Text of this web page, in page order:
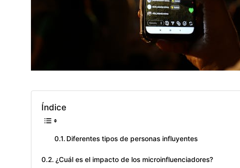
Índice
Diferentes tipos de personas influyentes
¿Cuál es el impacto de los microinfluenciadores?